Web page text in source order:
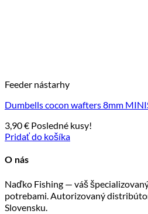
Feeder nástarhy
Dumbells cocon wafters 8mm
3,90€ Posledné kusy!
Pridať do košíka
O nás
Naďko Fishing — váš
potrebami. Autorizovaný
Slovensku.